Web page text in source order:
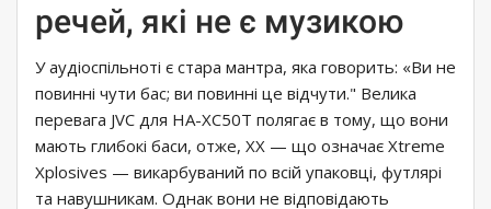
речей, які не є музикою
У аудіоспільноті є стара мантра, яка говорить: «Ви не
повинні чути бас; ви повинні це відчути." Велика
перевага JVC для HA-XC50T полягає в тому, що вони
мають глибокі баси, отже, XX — що означає Xtreme
Xplosives — викарбуваний по всій упаковці, футлярі
та навушникам. Однак вони не відповідають